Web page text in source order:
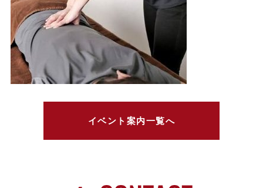
イベント案内一覧へ